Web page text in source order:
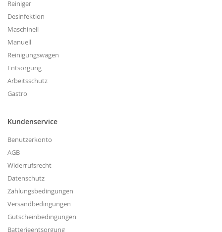
Reiniger
Desinfektion
Maschinell
Manuell
Reinigungswagen
Entsorgung
Arbeitsschutz
Gastro
Kundenservice
Benutzerkonto
AGB
Widerrufsrecht
Datenschutz
Zahlungsbedingungen
Versandbedingungen
Gutscheinbedingungen
Batterieentsorgung